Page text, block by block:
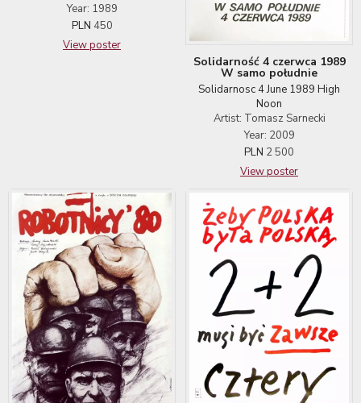
Year: 1989
PLN 450
View poster
Solidarność 4 czerwca 1989
W samo południe
Solidarnosc 4 June 1989 High
Noon
Artist: Tomasz Sarnecki
Year: 2009
PLN 2 500
View poster